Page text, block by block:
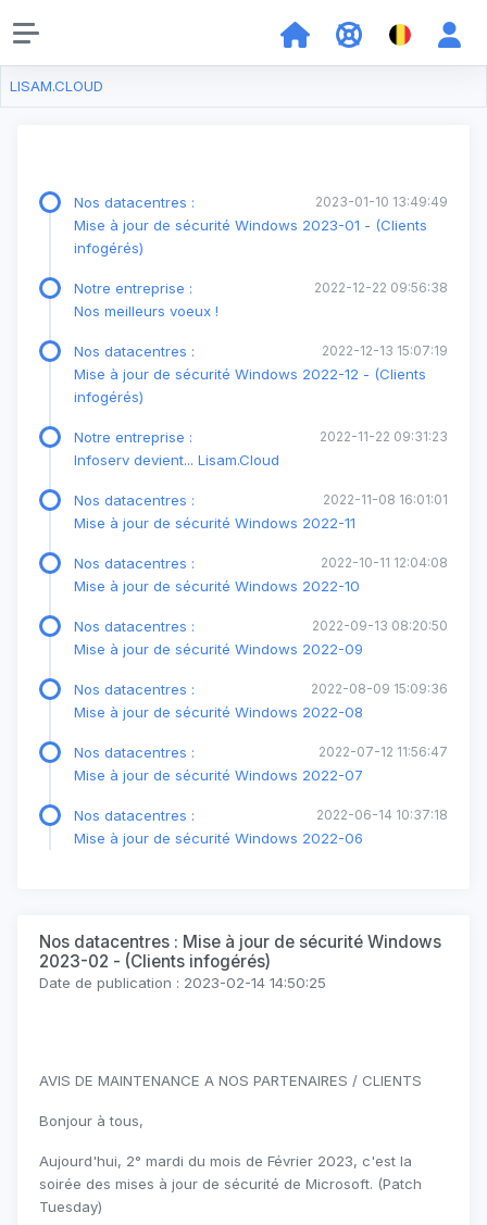
LISAM.CLOUD
2023-01-10 13:49:49
Nos datacentres :
Mise à jour de sécurité Windows 2023-01 - (Clients
infogérés)
2022-12-22 09:56:38
Notre entreprise :
Nos meilleurs voeux !
2022-12-13 15:07:19
Nos datacentres :
Mise à jour de sécurité Windows 2022-12 - (Clients
infogérés)
2022-11-22 09:31:23
Notre entreprise :
Infoserv devient... Lisam.Cloud
2022-11-08 16:01:01
Nos datacentres :
Mise à jour de sécurité Windows 2022-11
2022-10-11 12:04:08
Nos datacentres :
Mise à jour de sécurité Windows 2022-10
2022-09-13 08:20:50
Nos datacentres :
Mise à jour de sécurité Windows 2022-09
2022-08-09 15:09:36
Nos datacentres :
Mise à jour de sécurité Windows 2022-08
2022-07-12 11:56:47
Nos datacentres :
Mise à jour de sécurité Windows 2022-07
2022-06-14 10:37:18
Nos datacentres :
Mise à jour de sécurité Windows 2022-06
Nos datacentres : Mise à jour de sécurité Windows
2023-02 - (Clients infogérés)
Date de publication : 2023-02-14 14:50:25
AVIS DE MAINTENANCE A NOS PARTENAIRES / CLIENTS
Bonjour à tous,
Aujourd'hui, 2° mardi du mois de Février 2023, c'est la
soirée des mises à jour de sécurité de Microsoft. (Patch
Tuesday)